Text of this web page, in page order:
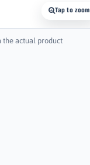
Tap to zoom
the actual product